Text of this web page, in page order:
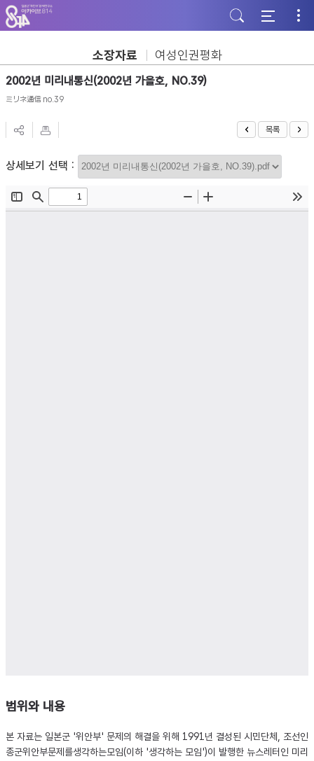
주
메
뉴
가
기
본
문
바
기
하
단
바
기
소장자료 여성인권평화
2002년 미리내통신(2002년 가을호, NO.39)
ミリネ通信 no.39
목록
상세보기 선택 :
범위와 내용
본 자료는 일본군 '위안부' 문제의 해결을 위해 1991년 결성된 시민단체, 조선인
종군위안부문제를생각하는모임(이하 '생각하는 모임')이 발행한 뉴스레터인 미리